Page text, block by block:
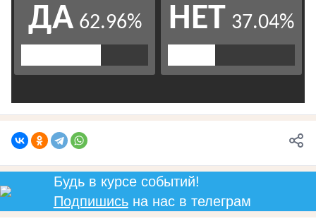
Будь в курсе событий!
Подпишисьна нас в телеграм